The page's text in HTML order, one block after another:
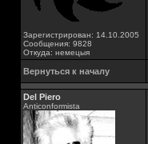
Зарегистрирован: 14.10.2005
Сообщения: 9828
Откуда: немецыя
Вернуться к началу
Del Piero
Аnticonformista